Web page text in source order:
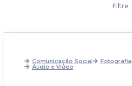
Filtre
Comunicação Social Fotografia
Áudio e Vídeo